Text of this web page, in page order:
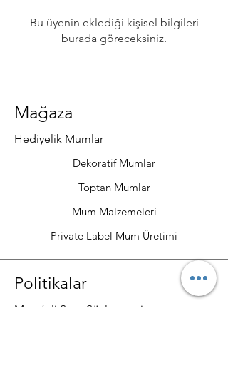
Bu üyenin eklediği kişisel bilgileri
burada göreceksiniz.
Mağaza
Hediyelik Mumlar
Dekoratif Mumlar
Toptan Mumlar
Mum Malzemeleri
Private Label Mum Üretimi
Politikalar
Mesafeli Satış Sözleşmesi